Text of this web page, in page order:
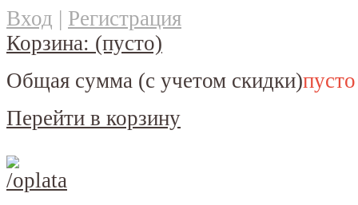
Вход | Регистрация
Корзина: (пусто)
Общая сумма (с учетом скидки)пусто
Перейти в корзину